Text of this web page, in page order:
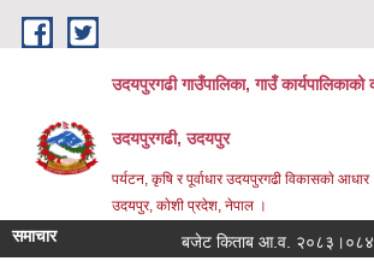
Skip to main content
उदयपुरगढी गाउँपालिका, गाउँ कार्यपालिकाको
उदयपुरगढी, उदयपुर
पर्यटन, कृषि र पूर्वाधार उदयपुरगढी विकासकाे आधार
उदयपुर, काेशी प्रदेश, नेपाल ।
समाचार बजेट किताब आ.व. २०८३।०८४